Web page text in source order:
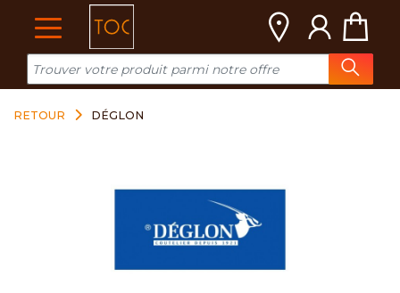
RETOUR DÉGLON
Cookies management panel